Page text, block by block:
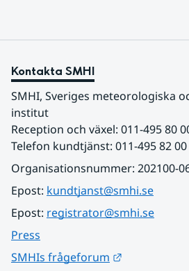
Kontakta SMHI
SMHI, Sveriges meteorologiska
institut
Reception och växel: 011-495 80
Telefon kundtjänst: 011-495 82 00
Organisationsnummer: 202100-
Epost: kundtjanst@smhi.se
Epost: registrator@smhi.se
Press
SMHIs frågeforum